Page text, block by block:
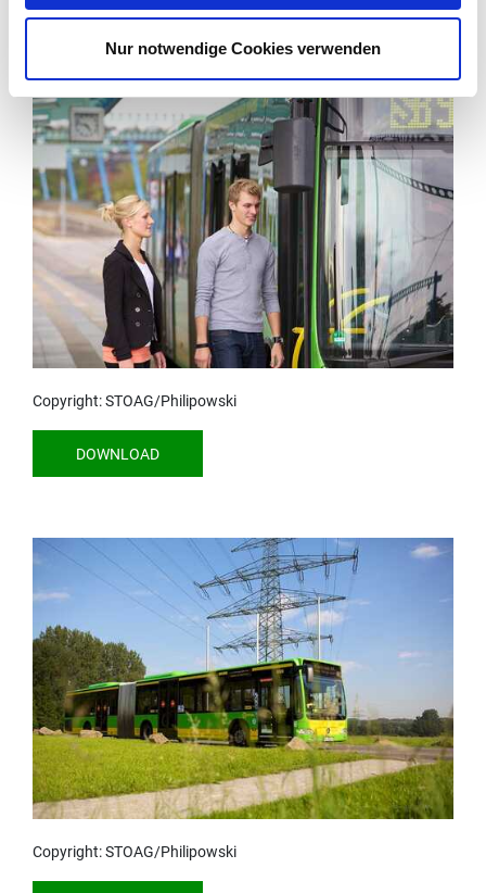
Nur notwendige Cookies verwenden
Copyright: STOAG/Philipowski
DOWNLOAD
Copyright: STOAG/Philipowski